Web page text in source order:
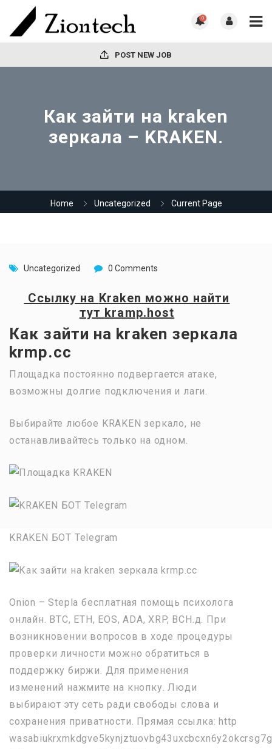
0
POST NEW JOB
Как зайти на kraken
зеркала – KRAKEN.
Home Uncategorized Current Page
Uncategorized 0 Comments
Ссылку на Kraken можно найти
тут kramp.host
Как зайти на kraken зеркала
krmp.cc
Площадка постоянно подвергается атаке,
возможны долгие подключения и лаги.
Выбирайте любое KRAKEN зеркало, не
останавливайтесь только на одном.
KRAKEN БОТ Telegram
Onion – Stepla бесплатная помощь психолога
онлайн. BTC, ETH, EOS, ADA, XRP, BCH.д. При
возникновении вопросов в ходе процедуры
проверки личности можно обратиться в
поддержку биржи. Для применения
изменений нажмите на кнопку. Люди
выбирают эту сеть ради свободы слова и
сохранения приватности. Прямая ссылка: http